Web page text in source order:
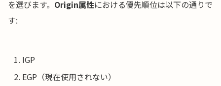
を選びます。 Origin属性における優先順位は以下の通りで
す:
IGP
EGP（現在使用されない）